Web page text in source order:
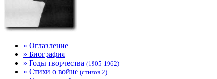
» Оглавление
» Биография
» Годы творчества (1905-1962)
» Стихи о войне (стихов 2)